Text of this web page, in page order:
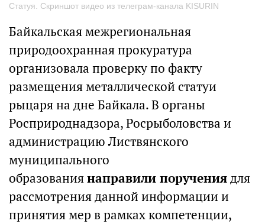
Статуя. Скриншот видео из телеграм-канала KISURIN
Байкальская межрегиональная
природоохранная прокуратура
организовала проверку по факту
размещения металлической статуи
рыцаря на дне Байкала. В органы
Росприроднадзора, Росрыболовства и
администрацию Листвянского
муниципального
образованиянаправили поручениядля
рассмотрения данной информации и
принятия мер в рамках компетенции,